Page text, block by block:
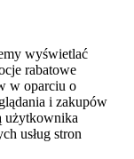
wyświetlać
rabatowe
w oparciu o
i zakupów
użytkownika
usług stron